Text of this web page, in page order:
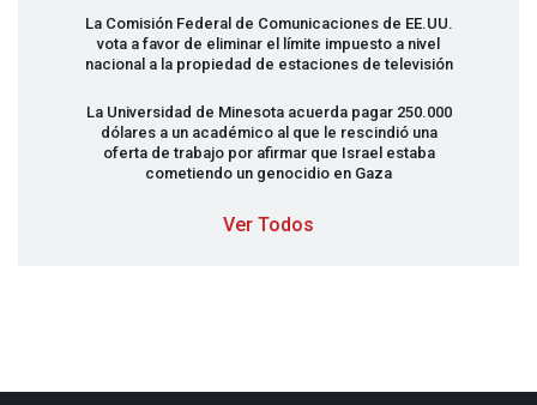
La Comisión Federal de Comunicaciones de EE.UU.
vota a favor de eliminar el límite impuesto a nivel
nacional a la propiedad de estaciones de televisión
La Universidad de Minesota acuerda pagar 250.000
dólares a un académico al que le rescindió una
oferta de trabajo por afirmar que Israel estaba
cometiendo un genocidio en Gaza
Ver Todos